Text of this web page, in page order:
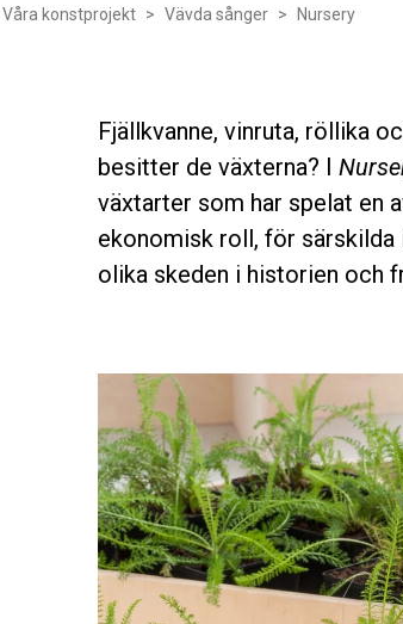
Våra konstprojekt Vävda sånger Nursery
Fjällkvanne, vinruta, röllika
besitter de växterna? I
växtarter som har spelat en
ekonomisk roll, för särskilda
olika skeden i historien och